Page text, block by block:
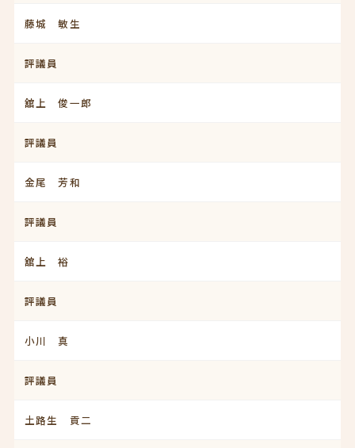
藤城 敏生
評議員
舘上 俊一郎
評議員
金尾 芳和
評議員
舘上 裕
評議員
小川 真
評議員
土路生 貢二